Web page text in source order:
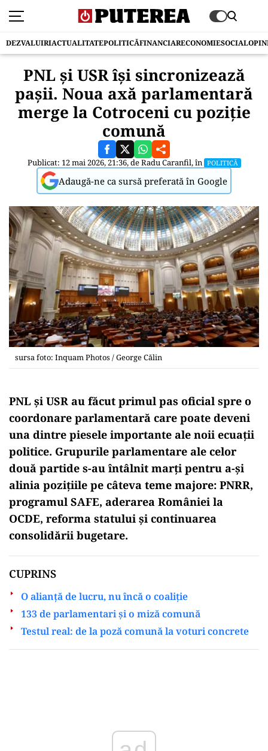
DEZVALUIRIACTUALITATEPOLITICĂFINANCIARECONOMIESOCIAL
PNL și USR își sincronizează
pașii. Noua axă parlamentară
merge la Cotroceni cu poziție
comună
Publicat: 12 mai 2026, 21:36, deRadu Caranfil, în POLITICĂ
Adaugă-ne ca sursă preferată în Google
sursa foto: Inquam Photos / George Călin
PNL și USR au făcut primul pas oficial spre o
coordonare parlamentară care poate deveni
una dintre piesele importante ale noii ecuații
politice. Grupurile parlamentare ale celor
două partide s-au întâlnit marți pentru a-și
alinia pozițiile pe câteva teme majore: PNRR,
programul SAFE, aderarea României la
OCDE, reforma statului și continuarea
consolidării bugetare.
CUPRINS
O alianță de lucru, nu încă o coaliție
133 de parlamentari și o miză comună
Testul real: de la poză comună la voturi concrete